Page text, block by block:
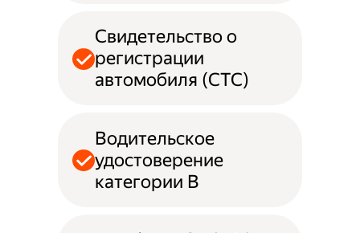
Свидетельство о
регистрации
автомобиля (СТС)
Водительское
удостоверение
категории B